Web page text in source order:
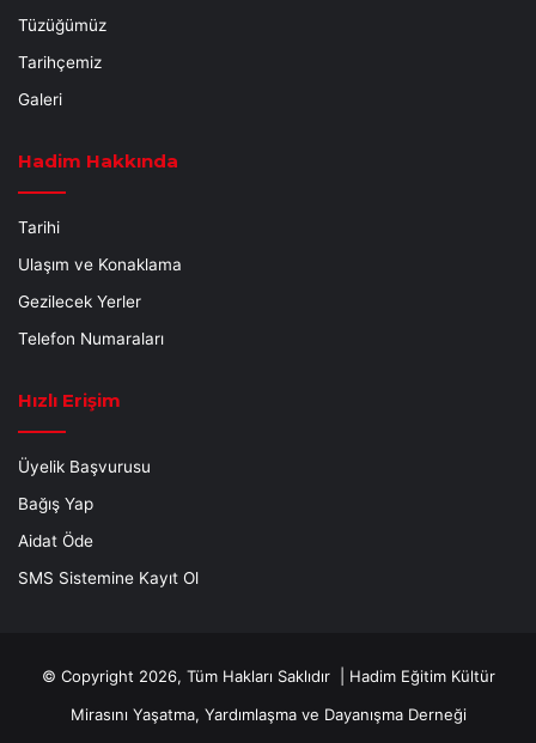
Tüzüğümüz
Tarihçemiz
Galeri
Hadim Hakkında
Tarihi
Ulaşım ve Konaklama
Gezilecek Yerler
Telefon Numaraları
Hızlı Erişim
Üyelik Başvurusu
Bağış Yap
Aidat Öde
SMS Sistemine Kayıt Ol
© Copyright 2026, Tüm Hakları Saklıdır | Hadim Eğitim Kültür
Mirasını Yaşatma, Yardımlaşma ve Dayanışma Derneği